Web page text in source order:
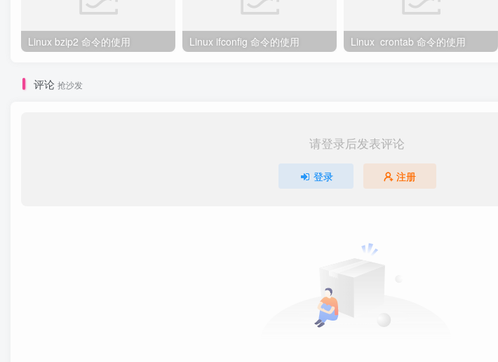
Linux bzip2 命令的使用 Linux ifconfig 命令的使用 Linux crontab 命令的使用
评论 抢沙发
请登录后发表评论
登录 注册